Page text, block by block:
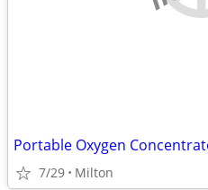
Portable Oxygen
7/29 Milton